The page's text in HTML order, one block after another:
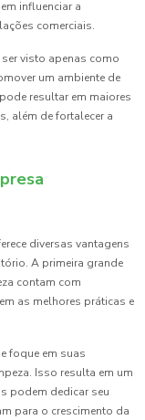
influenciar a
comerciais.
visto apenas como
um ambiente de
resultar em maiores
além de fortalecer a
diversas vantagens
A primeira grande
contam com
as melhores práticas e
foque em suas
Isso resulta em um
podem dedicar seu
para o crescimento da